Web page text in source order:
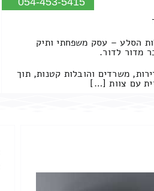
הסלע – עסק משפחתי ותיק
מדור לדור.
משרדים והובלות קטנות, תוך
עם צוות […]